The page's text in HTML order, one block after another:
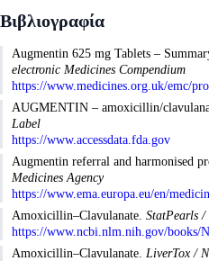
Βιβλιογραφία
Augmentin 625 mg Tablets –
electronic Medicines Compendium
https://www.medicines.org.uk/emc/
AUGMENTIN – amoxicillin/
Label
https://www.accessdata.fda.gov
Augmentin referral and harmonised
Medicines Agency
https://www.ema.europa.eu/en/
Amoxicillin–Clavulanate. StatPearls
https://www.ncbi.nlm.nih.gov/books/
Amoxicillin–Clavulanate. LiverTox /